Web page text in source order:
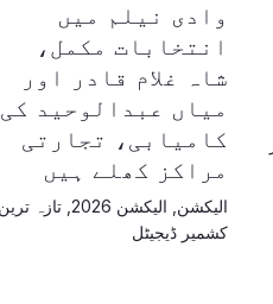
وادی نیلم میں
انتخابات مکمل،
شاہ غلام قادر اور
میاں عبدالوحید کی
کامیابی، تجارتی
مراکز کھلے ہیں
الیکشن الیکشن 2026 , تازہ ترین
کشمیر ڈیجیٹل